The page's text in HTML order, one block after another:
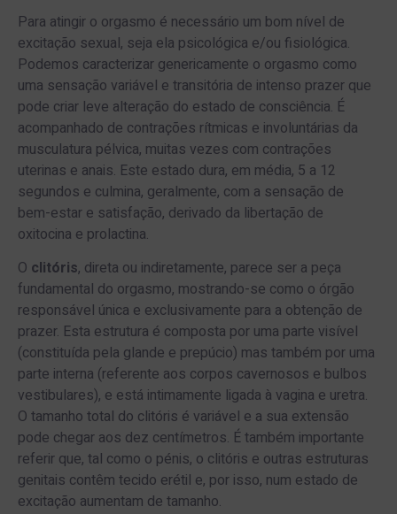
Para atingir o orgasmo é necessário um bom nível de
excitação sexual, seja ela psicológica e/ou fisiológica.
Podemos caracterizar genericamente o orgasmo como
uma sensação variável e transitória de intenso prazer que
pode criar leve alteração do estado de consciência. É
acompanhado de contrações rítmicas e involuntárias da
musculatura pélvica, muitas vezes com contrações
uterinas e anais. Este estado dura, em média, 5 a 12
segundos e culmina, geralmente, com a sensação de
bem-estar e satisfação, derivado da libertação de
oxitocina e prolactina.
O clitóris, direta ou indiretamente, parece ser a peça
fundamental do orgasmo, mostrando-se como o órgão
responsável única e exclusivamente para a obtenção de
prazer. Esta estrutura é composta por uma parte visível
(constituída pela glande e prepúcio) mas também por uma
parte interna (referente aos corpos cavernosos e bulbos
vestibulares), e está intimamente ligada à vagina e uretra.
O tamanho total do clitóris é variável e a sua extensão
pode chegar aos dez centímetros. É também importante
referir que, tal como o pénis, o clitóris e outras estruturas
genitais contêm tecido erétil e, por isso, num estado de
excitação aumentam de tamanho.